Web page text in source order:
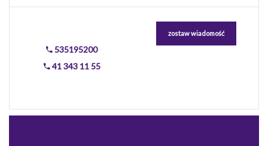
535195200
41 343 11 55
zostaw wiadomość